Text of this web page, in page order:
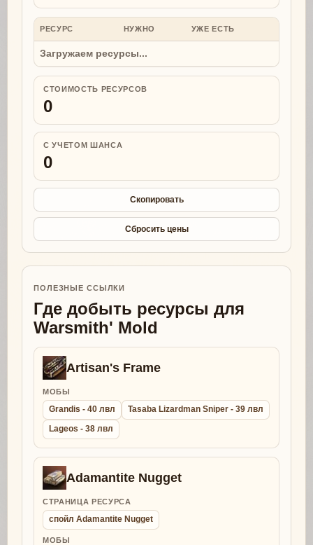
РЕСУРС НУЖНО УЖЕ ЕСТЬ
Загружаем ресурсы...
СТОИМОСТЬ РЕСУРСОВ
0
С УЧЕТОМ ШАНСА
0
Скопировать
Сбросить цены
ПОЛЕЗНЫЕ ССЫЛКИ
Где добыть ресурсы для
Warsmith' Mold
Artisan's Frame
МОБЫ
Grandis - 40 лвл
Tasaba Lizardman Sniper - 39 лвл
Lageos - 38 лвл
Adamantite Nugget
СТРАНИЦА РЕСУРСА
спойл Adamantite Nugget
МОБЫ